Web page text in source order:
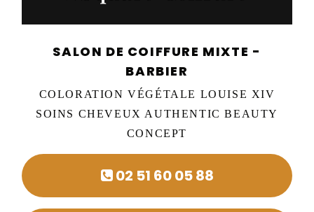
SALON DE COIFFURE MIXTE -
BARBIER
COLORATION VÉGÉTALE LOUISE XIV
SOINS CHEVEUX AUTHENTIC BEAUTY
CONCEPT
02 51 60 05 88